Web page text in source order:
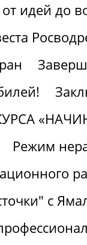
идей до
Режим
с